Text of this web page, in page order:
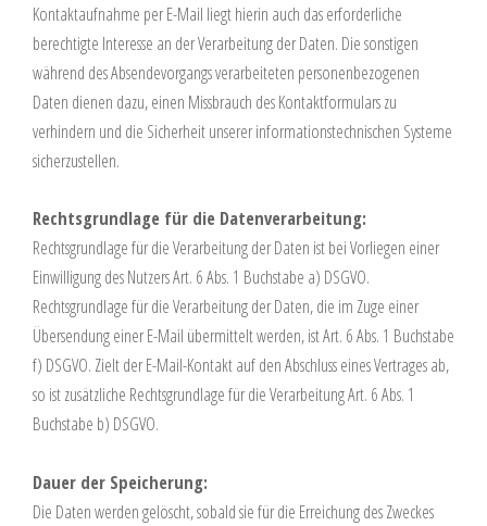
Kontaktaufnahme per E-Mail liegt hierin auch das erforderliche
berechtigte Interesse an der Verarbeitung der Daten. Die sonstigen
während des Absendevorgangs verarbeiteten personenbezogenen
Daten dienen dazu, einen Missbrauch des Kontaktformulars zu
verhindern und die Sicherheit unserer informationstechnischen Systeme
sicherzustellen.
Rechtsgrundlage für die Datenverarbeitung:
Rechtsgrundlage für die Verarbeitung der Daten ist bei Vorliegen einer
Einwilligung des Nutzers Art. 6 Abs. 1 Buchstabe a) DSGVO.
Rechtsgrundlage für die Verarbeitung der Daten, die im Zuge einer
Übersendung einer E-Mail übermittelt werden, ist Art. 6 Abs. 1 Buchstabe
f) DSGVO. Zielt der E-Mail-Kontakt auf den Abschluss eines Vertrages ab,
so ist zusätzliche Rechtsgrundlage für die Verarbeitung Art. 6 Abs. 1
Buchstabe b) DSGVO.
Dauer der Speicherung:
Die Daten werden gelöscht, sobald sie für die Erreichung des Zweckes